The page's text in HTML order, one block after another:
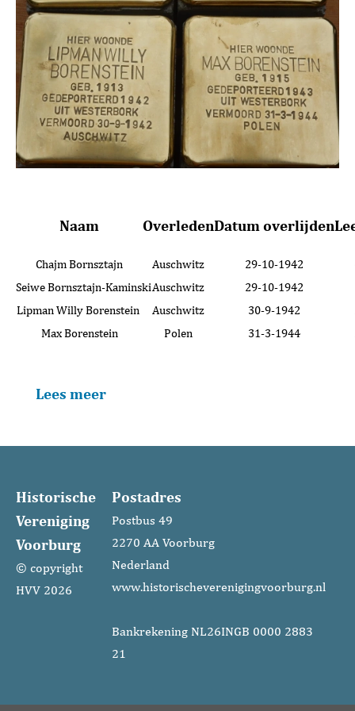
Naam OverledenDatum overlijden
Chajm Bornsztajn Auschwitz 29-10-1942
Seiwe Bornsztajn-KaminskiAuschwitz 29-10-1942
Lipman Willy Borenstein
Auschwitz 30-9-1942
Max Borenstein
Polen 31-3-1944
Lees meer
Historische
Vereniging
Voorburg
© copyright
HVV 2026
Postadres
Postbus 49
2270 AA Voorburg
Nederland
www.historischeverenigingvoorburg.nl
Bankrekening NL26INGB 0000 2883
21